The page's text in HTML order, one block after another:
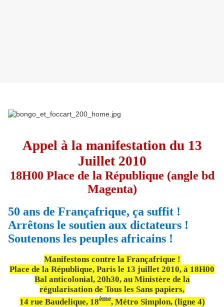
Appel à la manifestation du 13
Juillet 2010
18H00 Place de la République (angle bd
Magenta)
50 ans de Françafrique, ça suffit !
Arrêtons le soutien aux dictateurs !
Soutenons les peuples africains !
Manifestons contre la Françafrique !
Place de la République, Paris le 13 juillet 2010, à 18H00
Bal anticolonial, 20h30, au Ministère de la
régularisation de Tous les Sans papiers,
14 rue Baudelique, 18ème, Métro Simplon, (ligne 4)